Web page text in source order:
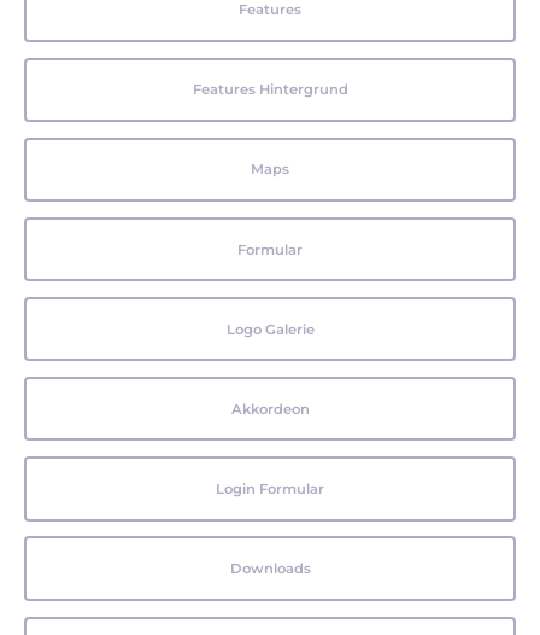
Features
Features Hintergrund
Maps
Formular
Logo Galerie
Akkordeon
Login Formular
Downloads